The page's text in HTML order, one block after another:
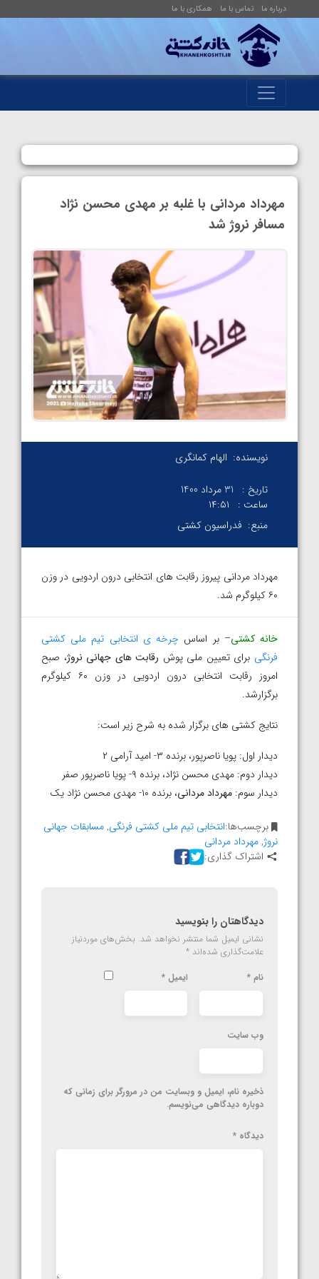
درباره ما تماس با ما همکاری با ما
مهرداد مردانی با غلبه بر مهدی محسن نژاد
مسافر نروژ شد
نویسنده: الهام کمانگری
تاریخ :
31 مرداد 1400
ساعت :
۱۴:۵۱
منبع: فدراسیون کشتی
مهرداد مردانی پیروز رقابت های انتخابی درون اردویی در وزن
۶۰ کیلوگرم شد.
خانه کشتی– بر اساس چرخه ی انتخابی تیم ملی کشتی
فرنگی برای تعیین ملی پوش رقابت های جهانی نروژ، صبح
امروز رقابت انتخابی درون اردویی در وزن ۶۰ کیلوگرم
برگزارشد.
نتایج کشتی های برگزار شده به شرح زیر است:
دیدار اول: پویا ناصرپور، برنده ۳- امید آرامی ۲
دیدار دوم: مهدی محسن نژاد، برنده ۹- پویا ناصرپور صفر
دیدار سوم: مهرداد مردانی، برنده ۱۰- مهدی محسن نژاد یک
برچسب‌ها:انتخابی تیم ملی کشتی فرنگی,مسابقات جهانی
نروژ,مهرداد مردانی
اشتراک گذاری:
دیدگاهتان را بنویسید
نشانی ایمیل شما منتشر نخواهد شد. بخش‌های موردنیاز
علامت‌گذاری شده‌اند *
نام * ایمیل *
وب‌ سایت
ذخیره نام، ایمیل و وبسایت من در مرورگر برای زمانی که
دوباره دیدگاهی می‌نویسم.
دیدگاه *